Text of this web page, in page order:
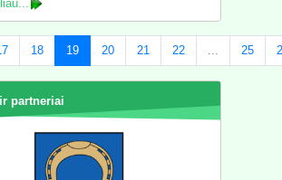
18 19 20 21 22 25
partneriai